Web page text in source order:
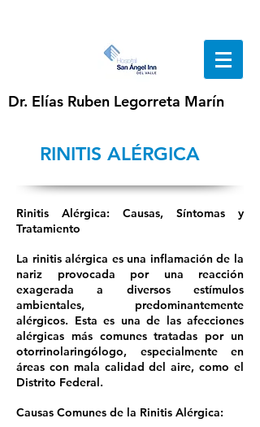
Dr. Elías Ruben Legorreta Marín
RINITIS ALÉRGICA
Rinitis Alérgica: Causas, Síntomas y
Tratamiento
La rinitis alérgica es una inflamación de la
nariz provocada por una reacción
exagerada a diversos estímulos
ambientales, predominantemente
alérgicos. Esta es una de las afecciones
alérgicas más comunes tratadas por un
otorrinolaringólogo, especialmente en
áreas con mala calidad del aire, como el
Distrito Federal.
Causas Comunes de la Rinitis Alérgica: